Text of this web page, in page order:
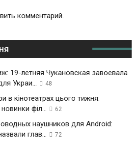
комментарий.
19-летняя Чукановская завоевала
Украи...
48
в кінотеатрах цього тижня:
філ...
62
наушников для Android:
глав...
72